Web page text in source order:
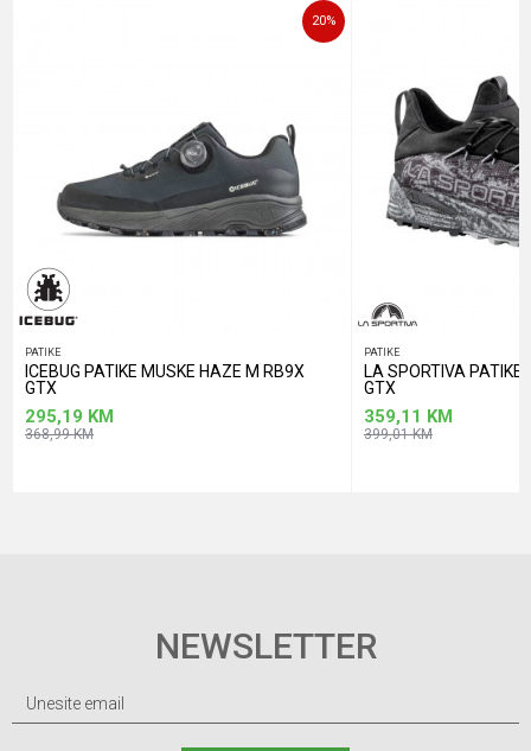
POŠALJI
20%
PATIKE
ICEBUG PATIKE MUSKE HAZE M RB9X
GTX
295,19 KM
368,99KM
PATIKE
LA SPORTIVA
GTX
359,11 KM
399,01KM
NEWSLETTER